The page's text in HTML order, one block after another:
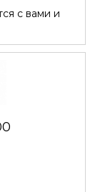
с вами и